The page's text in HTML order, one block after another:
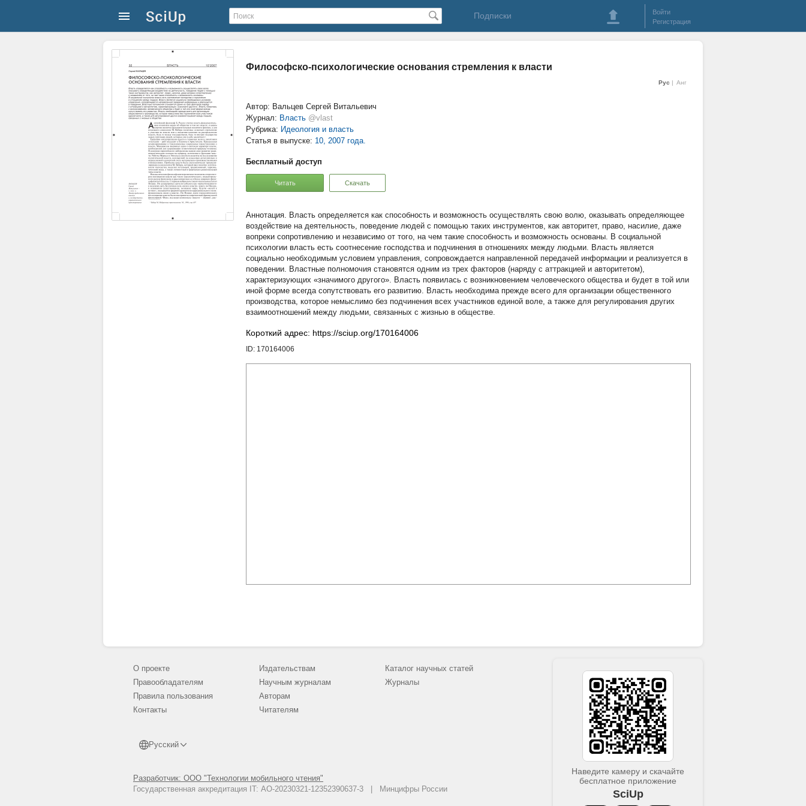
Подписки
Войти
Регистрация
Философско-психологические основания стремления к власти
Рус Анг
Автор: Вальцев Сергей Витальевич
Журнал: Власть @vlast
Рубрика: Идеология и власть
Статья в выпуске: 10, 2007 года.
Бесплатный доступ
Читать Скачать
Власть определяется как способность и возможность осуществлять свою волю, оказывать определяющее
воздействие на деятельность, поведение людей с помощью таких инструментов, как авторитет, право, насилие, даже
вопреки сопротивлению и независимо от того, на чем такие способность и возможность основаны. В социальной
психологии власть есть соотнесение господства и подчинения в отношениях между людьми. Власть является
социально необходимым условием управления, сопровождается направленной передачей информации и реализуется в
поведении. Властные полномочия становятся одним из трех факторов (наряду с аттракцией и авторитетом),
характеризующих «значимого другого». Власть появилась с возникновением человеческого общества и будет в той или
иной форме всегда сопутствовать его развитию. Власть необходима прежде всего для организации общественного
производства, которое немыслимо без подчинения всех участников единой воле, а также для регулирования других
взаимоотношений между людьми, связанных с жизнью в обществе.
Короткий адрес: https://sciup.org/170164006
ID: 170164006
О проекте
Правообладателям
Правила пользования
Контакты
Русский
Разработчик: ООО "Технологии мобильного чтения"
Государственная аккредитация IT: АО-20230321-12352390637-3 | Минцифры России
Издательствам
Научным журналам
Авторам
Читателям
Каталог научных статей
Журналы
Наведите камеру и скачайте
бесплатное приложение
SciUp